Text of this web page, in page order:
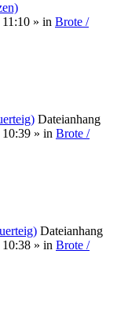
» in Brote /
Dateianhang
» in Brote /
Dateianhang
» in Brote /